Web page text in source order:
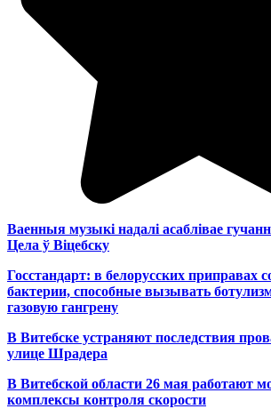
Ваенныя музыкі надалі асаблівае
Цела ў Віцебску
Госстандарт: в белорусских приправах
бактерии, способные вызывать
газовую гангрену
В Витебске устраняют последствия
улице Шрадера
В Витебской области 26 мая работают
комплексы контроля скорости